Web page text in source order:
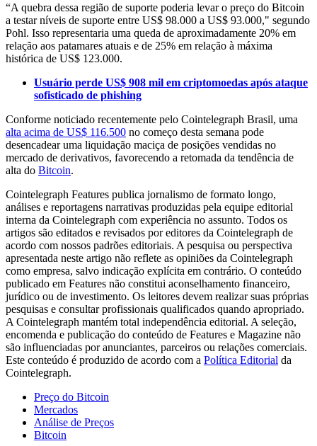
“A quebra dessa região de suporte poderia levar o preço do Bitcoin
a testar níveis de suporte entre US$ 98.000 a US$ 93.000," segundo
Pohl. Isso representaria uma queda de aproximadamente 20% em
relação aos patamares atuais e de 25% em relação à máxima
histórica de US$ 123.000.
Usuário perde US$ 908 mil em criptomoedas após ataque
sofisticado de phishing
Conforme noticiado recentemente pelo Cointelegraph Brasil, uma
alta acima de US$ 116.500 no começo desta semana pode
desencadear uma liquidação maciça de posições vendidas no
mercado de derivativos, favorecendo a retomada da tendência de
alta do Bitcoin.
Cointelegraph Features publica jornalismo de formato longo,
análises e reportagens narrativas produzidas pela equipe editorial
interna da Cointelegraph com experiência no assunto. Todos os
artigos são editados e revisados por editores da Cointelegraph de
acordo com nossos padrões editoriais. A pesquisa ou perspectiva
apresentada neste artigo não reflete as opiniões da Cointelegraph
como empresa, salvo indicação explícita em contrário. O conteúdo
publicado em Features não constitui aconselhamento financeiro,
jurídico ou de investimento. Os leitores devem realizar suas próprias
pesquisas e consultar profissionais qualificados quando apropriado.
A Cointelegraph mantém total independência editorial. A seleção,
encomenda e publicação do conteúdo de Features e Magazine não
são influenciadas por anunciantes, parceiros ou relações comerciais.
Este conteúdo é produzido de acordo com a Política Editorial da
Cointelegraph.
Preço do Bitcoin
Mercados
Análise de Preços
Bitcoin